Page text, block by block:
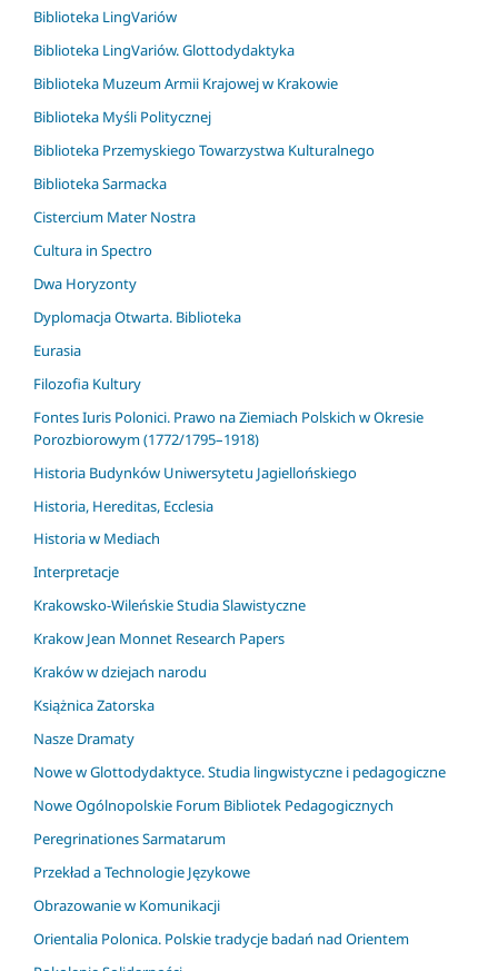
Biblioteka LingVariów
Biblioteka LingVariów. Glottodydaktyka
Biblioteka Muzeum Armii Krajowej w Krakowie
Biblioteka Myśli Politycznej
Biblioteka Przemyskiego Towarzystwa Kulturalnego
Biblioteka Sarmacka
Cistercium Mater Nostra
Cultura in Spectro
Dwa Horyzonty
Dyplomacja Otwarta. Biblioteka
Eurasia
Filozofia Kultury
Fontes Iuris Polonici. Prawo na Ziemiach Polskich w Okresie
Porozbiorowym (1772/1795–1918)
Historia Budynków Uniwersytetu Jagiellońskiego
Historia, Hereditas, Ecclesia
Historia w Mediach
Interpretacje
Krakowsko-Wileńskie Studia Slawistyczne
Krakow Jean Monnet Research Papers
Kraków w dziejach narodu
Książnica Zatorska
Nasze Dramaty
Nowe w Glottodydaktyce. Studia lingwistyczne i pedagogiczne
Nowe Ogólnopolskie Forum Bibliotek Pedagogicznych
Peregrinationes Sarmatarum
Przekład a Technologie Językowe
Obrazowanie w Komunikacji
Orientalia Polonica. Polskie tradycje badań nad Orientem